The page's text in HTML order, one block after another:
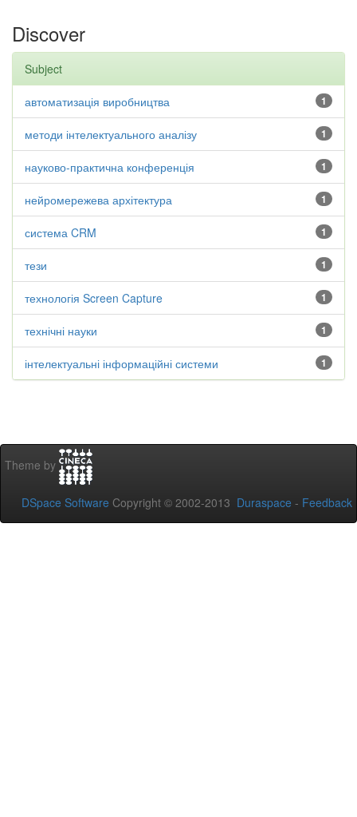
Discover
Subject
1
автоматизація виробництва
1
методи інтелектуального аналізу
1
науково-практична конференція
1
нейромережева архітектура
1
система CRM
1
тези
1
технологія Screen Capture
1
технічні науки
1
інтелектуальні інформаційні системи
Theme by
DSpace Software Copyright © 2002-2013 Duraspace - Feedback